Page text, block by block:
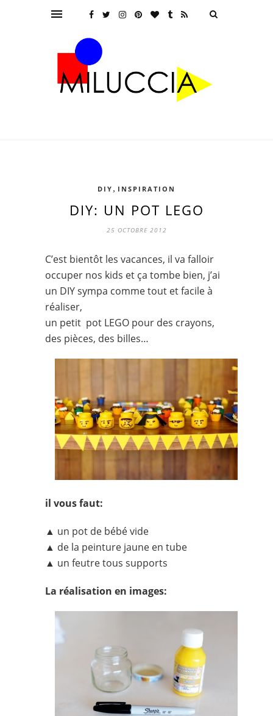
DIY , INSPIRATION
DIY: UN POT LEGO
25 OCTOBRE 2012
C’est bientôt les vacances, il va falloir
occuper nos kids et ça tombe bien, j’ai
un DIY sympa comme tout et facile à
réaliser,
un petit pot LEGO pour des crayons,
des pièces, des billes…
il vous faut:
▲ un pot de bébé vide
▲ de la peinture jaune en tube
▲ un feutre tous supports
La réalisation en images: